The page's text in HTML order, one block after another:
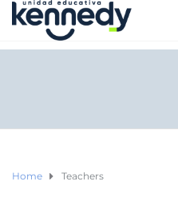
Home Teachers